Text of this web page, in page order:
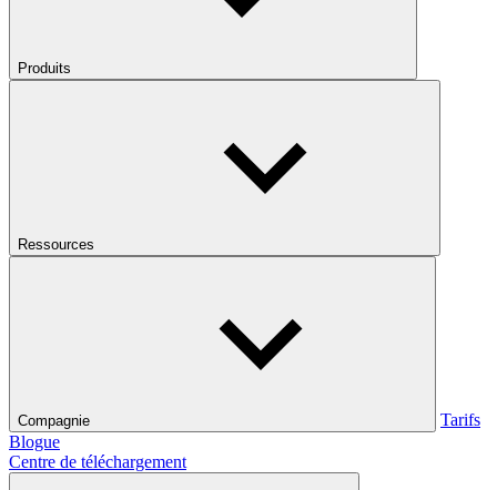
Produits
Ressources
Compagnie
Tarifs
Blogue
Centre de téléchargement